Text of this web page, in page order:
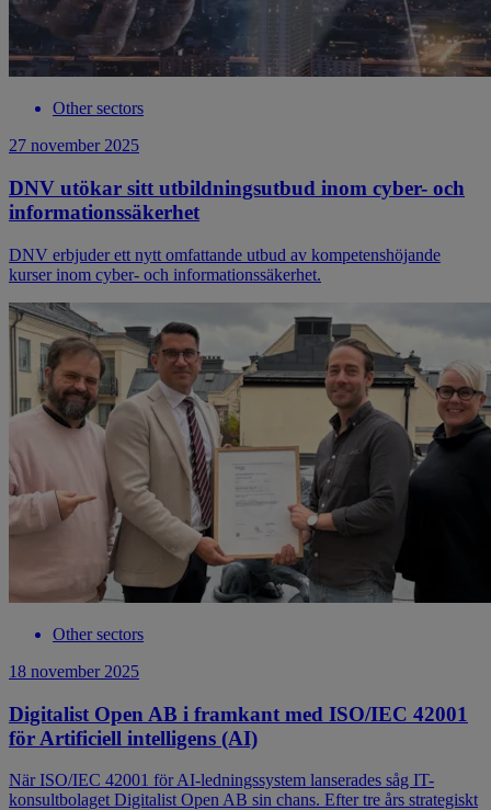
Other sectors
27 november 2025
DNV utökar sitt utbildningsutbud inom cyber- och
informationssäkerhet
DNV erbjuder ett nytt omfattande utbud av kompetenshöjande
kurser inom cyber- och informationssäkerhet.
Other sectors
18 november 2025
Digitalist Open AB i framkant med ISO/IEC 42001
för Artificiell intelligens (AI)
När ISO/IEC 42001 för AI-ledningssystem lanserades såg IT-
konsultbolaget Digitalist Open AB sin chans. Efter tre års strategiskt